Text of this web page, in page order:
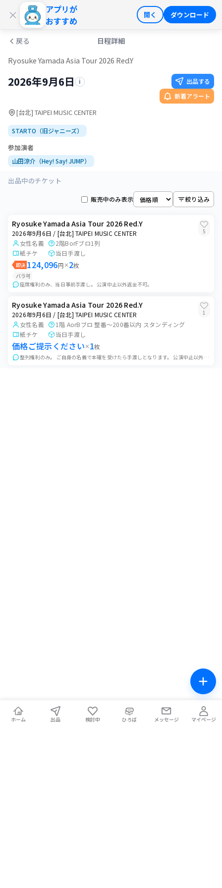
×
アプリが
おすすめ
開く ダウンロード
ログイン 会員登録
戻る 日程詳細
Ryosuke Yamada Asia Tour 2026 Red.Y
2026年9月6日 i
出品する
新着アラート
[台北] TAIPEI MUSIC CENTER
STARTO（旧ジャニーズ）
参加演者
山田涼介（Hey! Say! JUMP）
出品中のチケット
販売中のみ表示 絞り込み
Ryosuke Yamada Asia Tour 2026 Red.Y
2026年9月6日 / [台北] TAIPEI MUSIC CENTER 5
女性名義
2階BorFブロ1列
紙チケ
当日手渡し
即決 124,096円 × 2枚
バラ可
座席権利のみ、当日事前手渡し。 公演中止以外返金不可。
Ryosuke Yamada Asia Tour 2026 Red.Y
2026年9月6日 / [台北] TAIPEI MUSIC CENTER 1
女性名義
1階 AorBブロ 整番～200番以内 スタンディング
紙チケ
当日手渡し
価格ご提示ください × 1枚
整列権利のみ。 ご自身の名義で本確を受けたら手渡しとなります。 公演中止以外返金不可。
ホーム 出品 検討中 ひろば メッセージ マイページ